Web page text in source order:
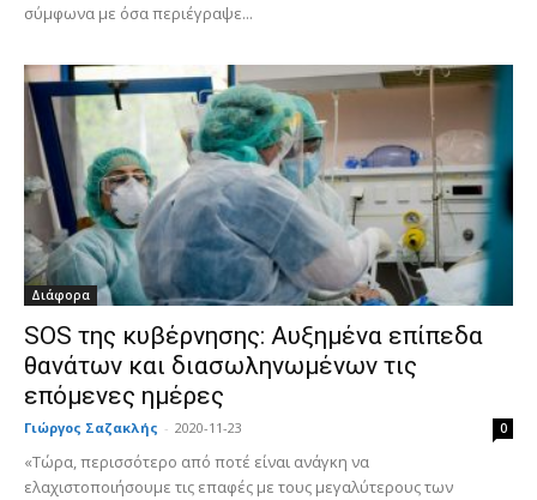
σύμφωνα με όσα περιέγραψε...
Διάφορα
SOS της κυβέρνησης: Αυξημένα επίπεδα
θανάτων και διασωληνωμένων τις
επόμενες ημέρες
Γιώργος Σαζακλής - 2020-11-23 0
«Τώρα, περισσότερο από ποτέ είναι ανάγκη να
ελαχιστοποιήσουμε τις επαφές με τους μεγαλύτερους των